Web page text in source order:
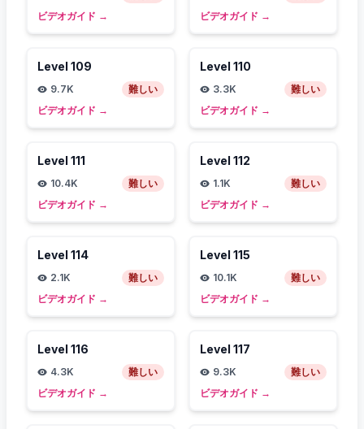
ビデオガイド →
ビデオガイド →
Level 109
9.7K
難しい
ビデオガイド →
Level 110
3.3K
難しい
ビデオガイド →
Level 111
10.4K
難しい
ビデオガイド →
Level 112
1.1K
難しい
ビデオガイド →
Level 114
2.1K
難しい
ビデオガイド →
Level 115
10.1K
難しい
ビデオガイド →
Level 116
4.3K
難しい
ビデオガイド →
Level 117
9.3K
難しい
ビデオガイド →